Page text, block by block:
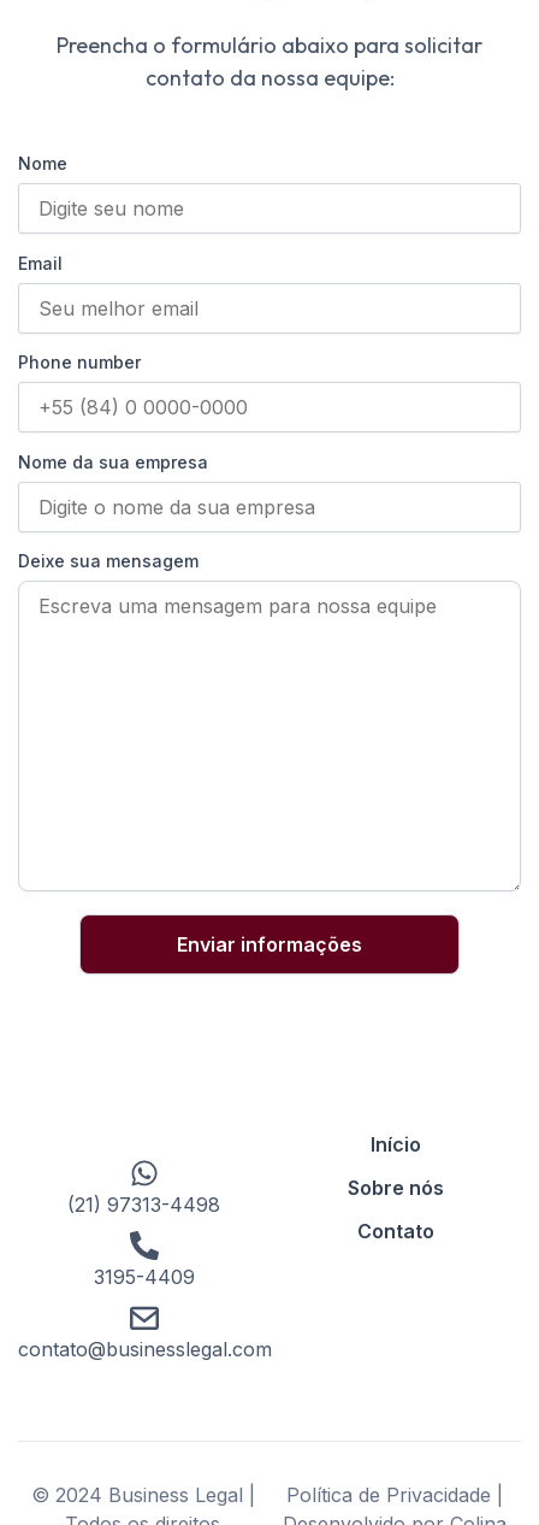
Preencha o formulário abaixo para solicitar
contato da nossa equipe:
Nome
Email
Phone number
Nome da sua empresa
Deixe sua mensagem
(21) 97313-4498
3195-4409
contato@businesslegal.com
Início
Sobre nós
Contato
© 2024 Business Legal |
Política de Privacidade |